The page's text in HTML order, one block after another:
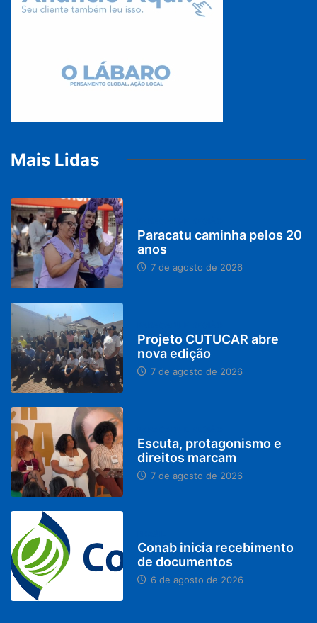
Mais Lidas
Paracatu caminha pelos 20
anos
7 de agosto de 2026
Projeto CUTUCAR abre
nova edição
7 de agosto de 2026
Escuta, protagonismo e
direitos marcam
7 de agosto de 2026
Conab inicia recebimento
de documentos
6 de agosto de 2026